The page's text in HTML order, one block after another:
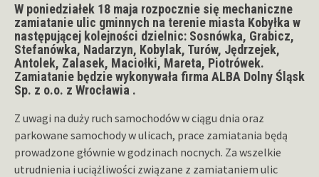
W poniedziałek 18 maja rozpocznie się mechaniczne
zamiatanie ulic gminnych na terenie miasta Kobyłka w
następującej kolejności dzielnic: Sosnówka, Grabicz,
Stefanówka, Nadarzyn, Kobylak, Turów, Jędrzejek,
Antolek, Zalasek, Maciołki, Mareta, Piotrówek.
Zamiatanie będzie wykonywała firma ALBA Dolny Śląsk
Sp. z o.o. z Wrocławia .
Z uwagi na duży ruch samochodów w ciągu dnia oraz
parkowane samochody w ulicach, prace zamiatania będą
prowadzone głównie w godzinach nocnych. Za wszelkie
utrudnienia i uciążliwości związane z zamiataniem ulic